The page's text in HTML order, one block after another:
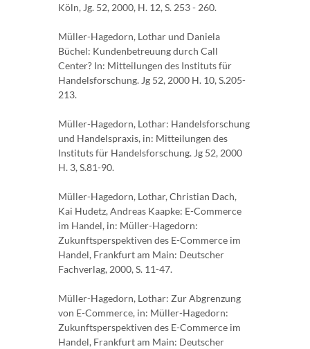
Köln, Jg. 52, 2000, H. 12, S. 253 - 260.
Müller-Hagedorn, Lothar und Daniela
Büchel: Kundenbetreuung durch Call
Center? In: Mitteilungen des Instituts für
Handelsforschung. Jg 52, 2000 H. 10, S.205-
213.
Müller-Hagedorn, Lothar: Handelsforschung
und Handelspraxis, in: Mitteilungen des
Instituts für Handelsforschung. Jg 52, 2000
H. 3, S.81-90.
Müller-Hagedorn, Lothar, Christian Dach,
Kai Hudetz, Andreas Kaapke: E-Commerce
im Handel, in: Müller-Hagedorn:
Zukunftsperspektiven des E-Commerce im
Handel, Frankfurt am Main: Deutscher
Fachverlag, 2000, S. 11-47.
Müller-Hagedorn, Lothar: Zur Abgrenzung
von E-Commerce, in: Müller-Hagedorn:
Zukunftsperspektiven des E-Commerce im
Handel, Frankfurt am Main: Deutscher